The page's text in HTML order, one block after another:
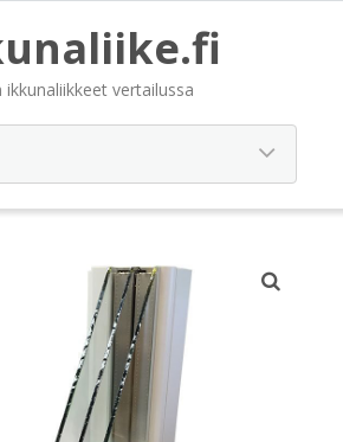
ikkunaliikkeet vertailussa